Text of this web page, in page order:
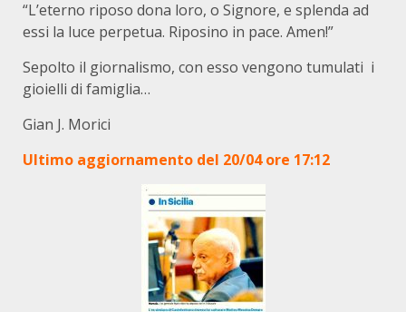
“L’eterno riposo dona loro, o Signore, e splenda ad
essi la luce perpetua. Riposino in pace. Amen!”
Sepolto il giornalismo, con esso vengono tumulati i
gioielli di famiglia…
Gian J. Morici
Ultimo aggiornamento del 20/04 ore 17:12